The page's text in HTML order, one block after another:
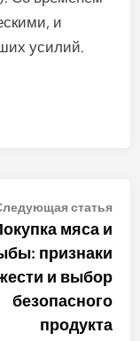
и
усилий.
статья
мяса и
признаки
и выбор
безопасного
продукта